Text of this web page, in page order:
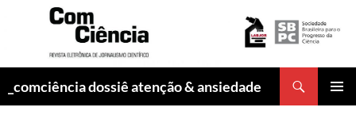
_comciência dossiê atenção & ansiedade